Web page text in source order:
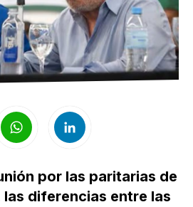
por las paritarias de
las diferencias entre las